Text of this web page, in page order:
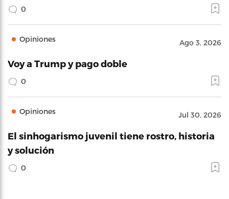
0
Opiniones Ago 3, 2026
Voy a Trump y pago doble
0
Opiniones Jul 30, 2026
El sinhogarismo juvenil tiene rostro, historia
y solución
0